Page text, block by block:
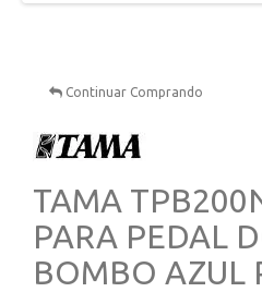
Continuar Comprando
TAMA
PARA PEDAL
BOMBO AZUL